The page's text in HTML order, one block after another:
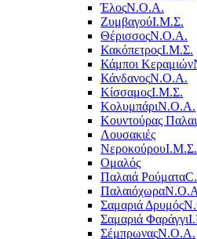
ΈλοςΝ.Ο.Α.
ΖυμβαγούΙ.Μ.Σ.
ΘέρισσοςΝ.Ο.Α.
ΚακόπετροςΙ.Μ.Σ.
Κάμποι Κεραμιών
ΚάνδανοςΝ.Ο.Α.
ΚίσσαμοςΙ.Μ.Σ.
ΚολυμπάριΝ.Ο.Α.
Κουντούρας
Λουσακιές
ΝεροκούρουΙ.Μ.Σ.
Ομαλός
Παλαιά Ρούματα
Παλαιόχωρα
Σαμαριά Δρυμός
Σαμαριά Φαράγγι
ΣέμπρωναςΝ.Ο.Α.